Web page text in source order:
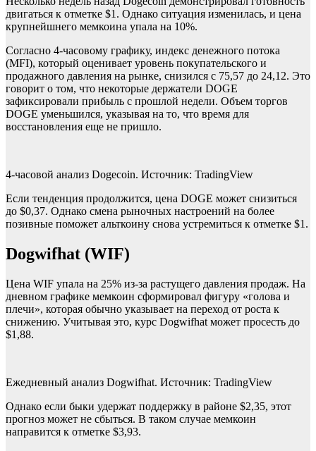
двигаться к отметке $1. Однако ситуация изменилась, и цена
крупнейшнего мемкоина упала на 10%.
Согласно 4-часовому графику, индекс денежного потока
(MFI), который оценивает уровень покупательского и
продажного давления на рынке, снизился с 75,57 до 24,12. Это
говорит о том, что некоторые держатели DOGE
зафиксировали прибыль с прошлой недели. Объем торгов
DOGE уменьшился, указывая на то, что время для
восстановления еще не пришло.
4-часовой анализ Dogecoin. Источник: TradingView
Если тенденция продолжится, цена DOGE может снизиться
до $0,37. Однако смена рыночных настроений на более
позивные поможет альткоину снова устремиться к отметке $1.
Dogwifhat (WIF)
Цена WIF упала на 25% из-за растущего давления продаж. На
дневном графике мемкоин сформировал фигуру «голова и
плечи», которая обычно указывает на переход от роста к
снижению. Учитывая это, курс Dogwifhat может просесть до
$1,88.
Ежедневный анализ Dogwifhat. Источник: TradingView
Однако если быки удержат поддержку в районе $2,35, этот
прогноз может не сбыться. В таком случае мемкоин
направится к отметке $3,93.